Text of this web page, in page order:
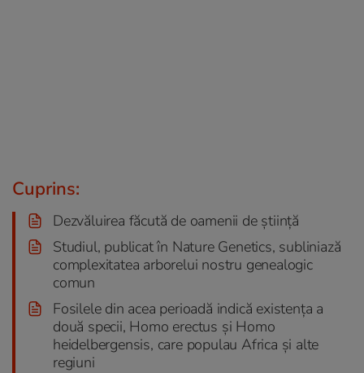
Cuprins:
Dezvăluirea făcută de oamenii de știință
Studiul, publicat în Nature Genetics, subliniază
complexitatea arborelui nostru genealogic
comun
Fosilele din acea perioadă indică existența a
două specii, Homo erectus și Homo
heidelbergensis, care populau Africa și alte
regiuni